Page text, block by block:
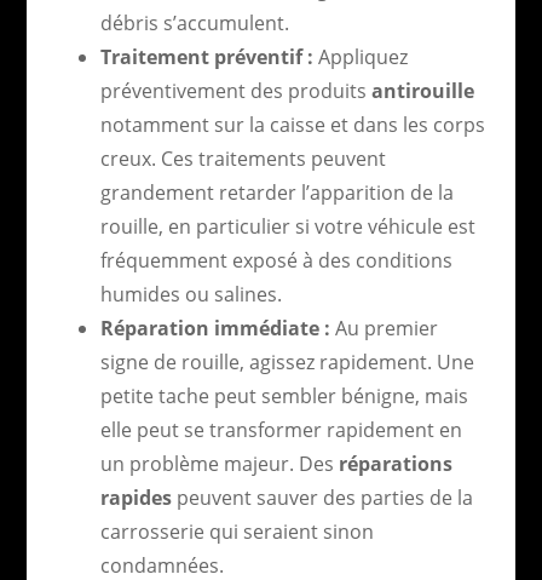
débris s’accumulent.
Traitement préventif : Appliquez
préventivement des produits antirouille
notamment sur la caisse et dans les corps
creux. Ces traitements peuvent
grandement retarder l’apparition de la
rouille, en particulier si votre véhicule est
fréquemment exposé à des conditions
humides ou salines.
Réparation immédiate : Au premier
signe de rouille, agissez rapidement. Une
petite tache peut sembler bénigne, mais
elle peut se transformer rapidement en
un problème majeur. Des réparations
rapidespeuvent sauver des parties de la
carrosserie qui seraient sinon
condamnées.